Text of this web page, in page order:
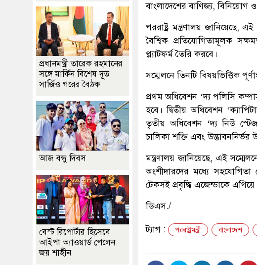
বাংলাদেশের বাণিজ্য,
পররাষ্ট্র মন্ত্রণালয় জানিয়েছে,
বৈশ্বিক প্রতিযোগিতামূলক
প্ল্যাটফর্ম তৈরি করবে।
সম্মেলনে তিনটি বিষয়ভিত্তিক
প্রথম অধিবেশন ‘দ্য পলিসি
হবে। দ্বিতীয় অধিবেশন
তৃতীয় অধিবেশন ‘দ্য নিউ
চালিকা শক্তি এবং
মন্ত্রণালয় জানিয়েছে, এই
অংশীদারদের মধ্যে সহযোগিতা
টেকসই প্রবৃদ্ধি এজেন্ডাকে এগিয়ে
ডিএস./
ট্যাগ : পররাষ্ট্রমন্ত্রী বাংলাদেশ
প্রধানমন্ত্রী তারেক রহমানের
সঙ্গে মার্কিন বিশেষ দূত
সার্জিও গরের বৈঠক
আজ বন্ধু দিবস
বেস্ট রিপোর্টার হিসেবে
আইপা অ্যাওয়ার্ড পেলেন
জয় শাহীন